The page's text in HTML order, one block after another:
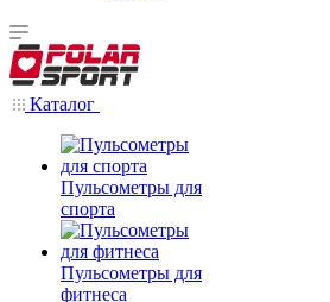
Каталог
Пульсометры для
спорта
Пульсометры для
фитнеса